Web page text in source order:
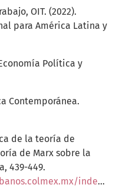
OIT. (2022).
para América Latina y
Política y
Contemporánea.
de la teoría de
de Marx sobre la
439-449.
edu/article/view/394/387